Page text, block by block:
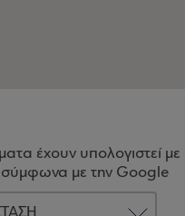
έχουν υπολογιστεί με
σύμφωνα με την Google